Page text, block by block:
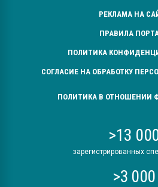
РЕКЛАМА НА
ПРАВИЛА
ПОЛИТИКА
СОГЛАСИЕ НА ОБРАБОТКУ
ПОЛИТИКА В ОТНОШЕНИИ
>13
зарегистрированных
>3 000